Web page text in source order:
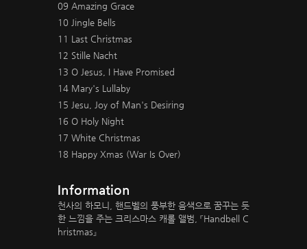
09 Amazing Grace
10 Jingle Bells
11 Last Christmas
12 Stille Nacht
13 O Jesus, I Have Promised
14 Mary's Lullaby
15 Jesu, Joy of Man's Desiring
16 O Holy Night
17 White Christmas
18 Happy Xmas (War Is Over)
Information
천사의 하모니, 핸드벨의 풍부한 음색으로 꿈꾸는 듯
한 느낌을 주는 크리스마스 캐롤 앨범, 『Handbell C
hristmas』